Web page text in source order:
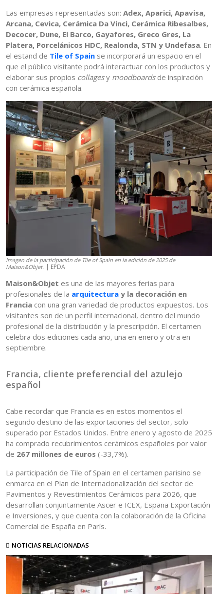
Las empresas representadas son: Adex, Aparici, Apavisa,
Arcana, Cevica, Cerámica Da Vinci, Cerámica Ribesalbes,
Decocer, Dune, El Barco, Gayafores, Greco Gres, La
Platera, Porcelánicos HDC, Realonda, STN y Undefasa. En
el estand de Tile of Spain se incorporará un espacio en el
que el público visitante podrá interactuar con los productos y
elaborar sus propios collagesy moodboards de inspiración
con cerámica española.
Imagen de la participación de Tile of Spain en la edición de 2025 de
Maison&Objet. | EPDA
Maison&Objet es una de las mayores ferias para
profesionales de la arquitectura y la decoración en
Francia con una gran variedad de productos expuestos. Los
visitantes son de un perfil internacional, dentro del mundo
profesional de la distribución y la prescripción. El certamen
celebra dos ediciones cada año, una en enero y otra en
septiembre.
Francia, cliente preferencial del azulejo
español
Cabe recordar que Francia es en estos momentos el
segundo destino de las exportaciones del sector, solo
superado por Estados Unidos. Entre enero y agosto de 2025
ha comprado recubrimientos cerámicos españoles por valor
de 267 millones de euros (-33,7%).
La participación de Tile of Spain en el certamen parisino se
enmarca en el Plan de Internacionalización del sector de
Pavimentos y Revestimientos Cerámicos para 2026, que
desarrollan conjuntamente Ascer e ICEX, España Exportación
e Inversiones, y que cuenta con la colaboración de la Oficina
Comercial de España en París.
NOTICIAS RELACIONADAS